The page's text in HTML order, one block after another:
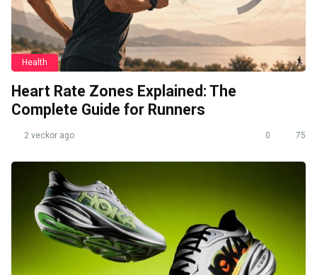
Health
Heart Rate Zones Explained: The
Complete Guide for Runners
2 veckor ago 0 75